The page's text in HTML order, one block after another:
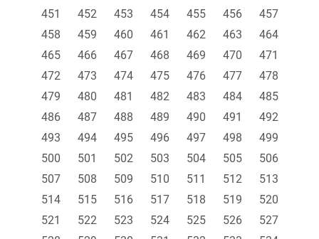
451
452 453 454 455 456
457
458
459 460 461 462 463
464
465
466 467 468 469 470
471
472
473 474 475 476 477
478
479
480 481 482 483 484
485
486
487 488 489 490 491
492
493
494 495 496 497 498
499
500
501 502 503 504 505
506
507
508 509 510 511 512
513
514
515 516 517 518 519
520
521
522 523 524 525 526
527